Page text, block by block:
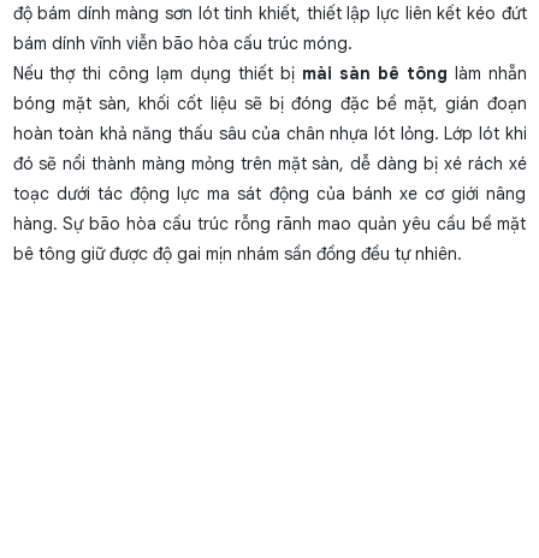
độ bám dính màng sơn lót tinh khiết, thiết lập lực liên kết kéo đứt
bám dính vĩnh viễn bão hòa cấu trúc móng.
Nếu thợ thi công lạm dụng thiết bị mài sàn bê tông làm nhẵn
bóng mặt sàn, khối cốt liệu sẽ bị đóng đặc bề mặt, gián đoạn
hoàn toàn khả năng thấu sâu của chân nhựa lót lỏng. Lớp lót khi
đó sẽ nổi thành màng mỏng trên mặt sàn, dễ dàng bị xé rách xé
toạc dưới tác động lực ma sát động của bánh xe cơ giới nâng
hàng. Sự bão hòa cấu trúc rỗng rãnh mao quản yêu cầu bề mặt
bê tông giữ được độ gai mịn nhám sần đồng đều tự nhiên.